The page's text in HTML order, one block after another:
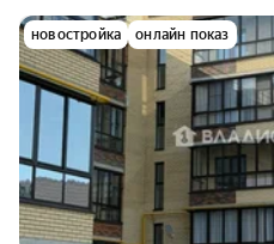
новостройка онлайн показ